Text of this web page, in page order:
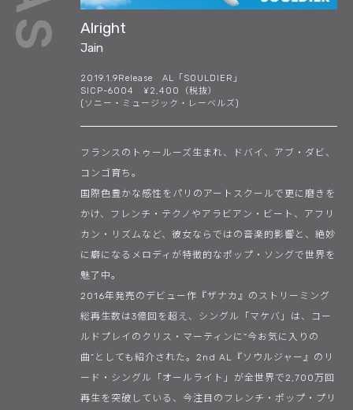
Alright
Jain
2019.1.9Release AL「SOULDIER」
SICP-6004 ¥2,400（税抜）
(ソニー・ミュージック・レーベルズ)
フランスのトゥールーズ生まれ、ドバイ、アブ・ダビ、
コンゴ育ち。
国際色豊かな感性をパリのアートスクールで更に磨きを
かけ、フレンチ・テクノやアラビアン・ビート、アフリ
カン・リズムなど、彼女ならではの音楽的影響と、絶妙
に癖になるメロディが特徴的なポップ・ソングで世界を
魅了中。
2016年発売のデビュー作『ザナカ』のストリーミング
総再生数は3億回を超え、シングル「マケバ」は、コー
ルドプレイのクリス・マーティンに“今お気に入りの
曲”としても紹介された。2nd AL『ソウルジャー』のリ
ード・シングル「オールライト」が全世界で2,700万回
再生を突破している、今注目のフレンチ・ポップ・プリ